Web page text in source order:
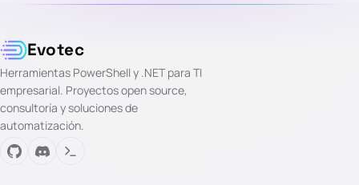
Evotec
Herramientas PowerShell y .NET para TI
empresarial. Proyectos open source,
consultoría y soluciones de
automatización.